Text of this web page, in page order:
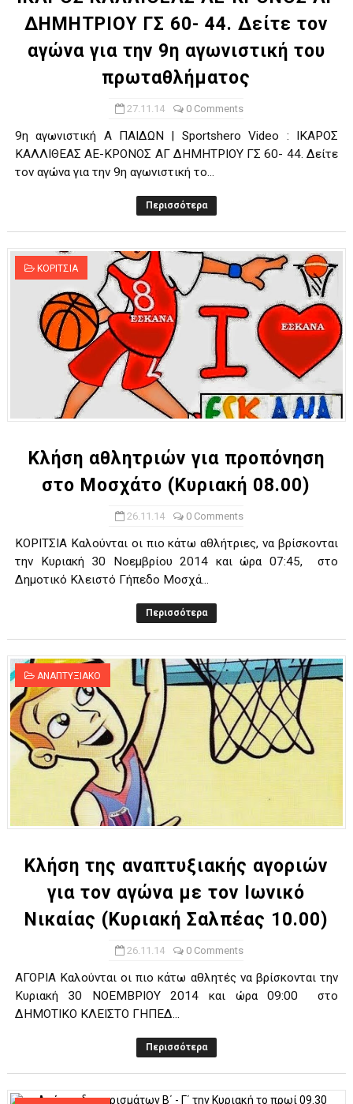
ΔΗΜΗΤΡΙΟΥ ΓΣ 60- 44. Δείτε τον
αγώνα για την 9η αγωνιστική του
πρωταθλήματος
27.11.14 0 Comments
9η αγωνιστική Α ΠΑΙΔΩΝ | Sportshero Video : ΙΚΑΡΟΣ
ΚΑΛΛΙΘΕΑΣ ΑΕ-ΚΡΟΝΟΣ ΑΓ ΔΗΜΗΤΡΙΟΥ ΓΣ 60- 44. Δείτε
τον αγώνα για την 9η αγωνιστική το...
Περισσότερα
ΚΟΡΙΤΣΙΑ
Κλήση αθλητριών για προπόνηση
στο Μοσχάτο (Κυριακή 08.00)
26.11.14 0 Comments
ΚΟΡΙΤΣΙΑ Καλούνται οι πιο κάτω αθλήτριες, να βρίσκονται
την Κυριακή 30 Νοεμβρίου 2014 και ώρα 07:45, στο
Δημοτικό Κλειστό Γήπεδο Μοσχά...
Περισσότερα
ΑΝΑΠΤΥΞΙΑΚΟ
Κλήση της αναπτυξιακής αγοριών
για τον αγώνα με τον Ιωνικό
Νικαίας (Κυριακή Σαλπέας 10.00)
26.11.14 0 Comments
ΑΓΟΡΙΑ Καλούνται οι πιο κάτω αθλητές να βρίσκονται την
Κυριακή 30 ΝΟΕΜΒΡΙΟΥ 2014 και ώρα 09:00 στο
ΔΗΜΟΤΙΚΟ ΚΛΕΙΣΤΟ ΓΗΠΕΔ...
Περισσότερα